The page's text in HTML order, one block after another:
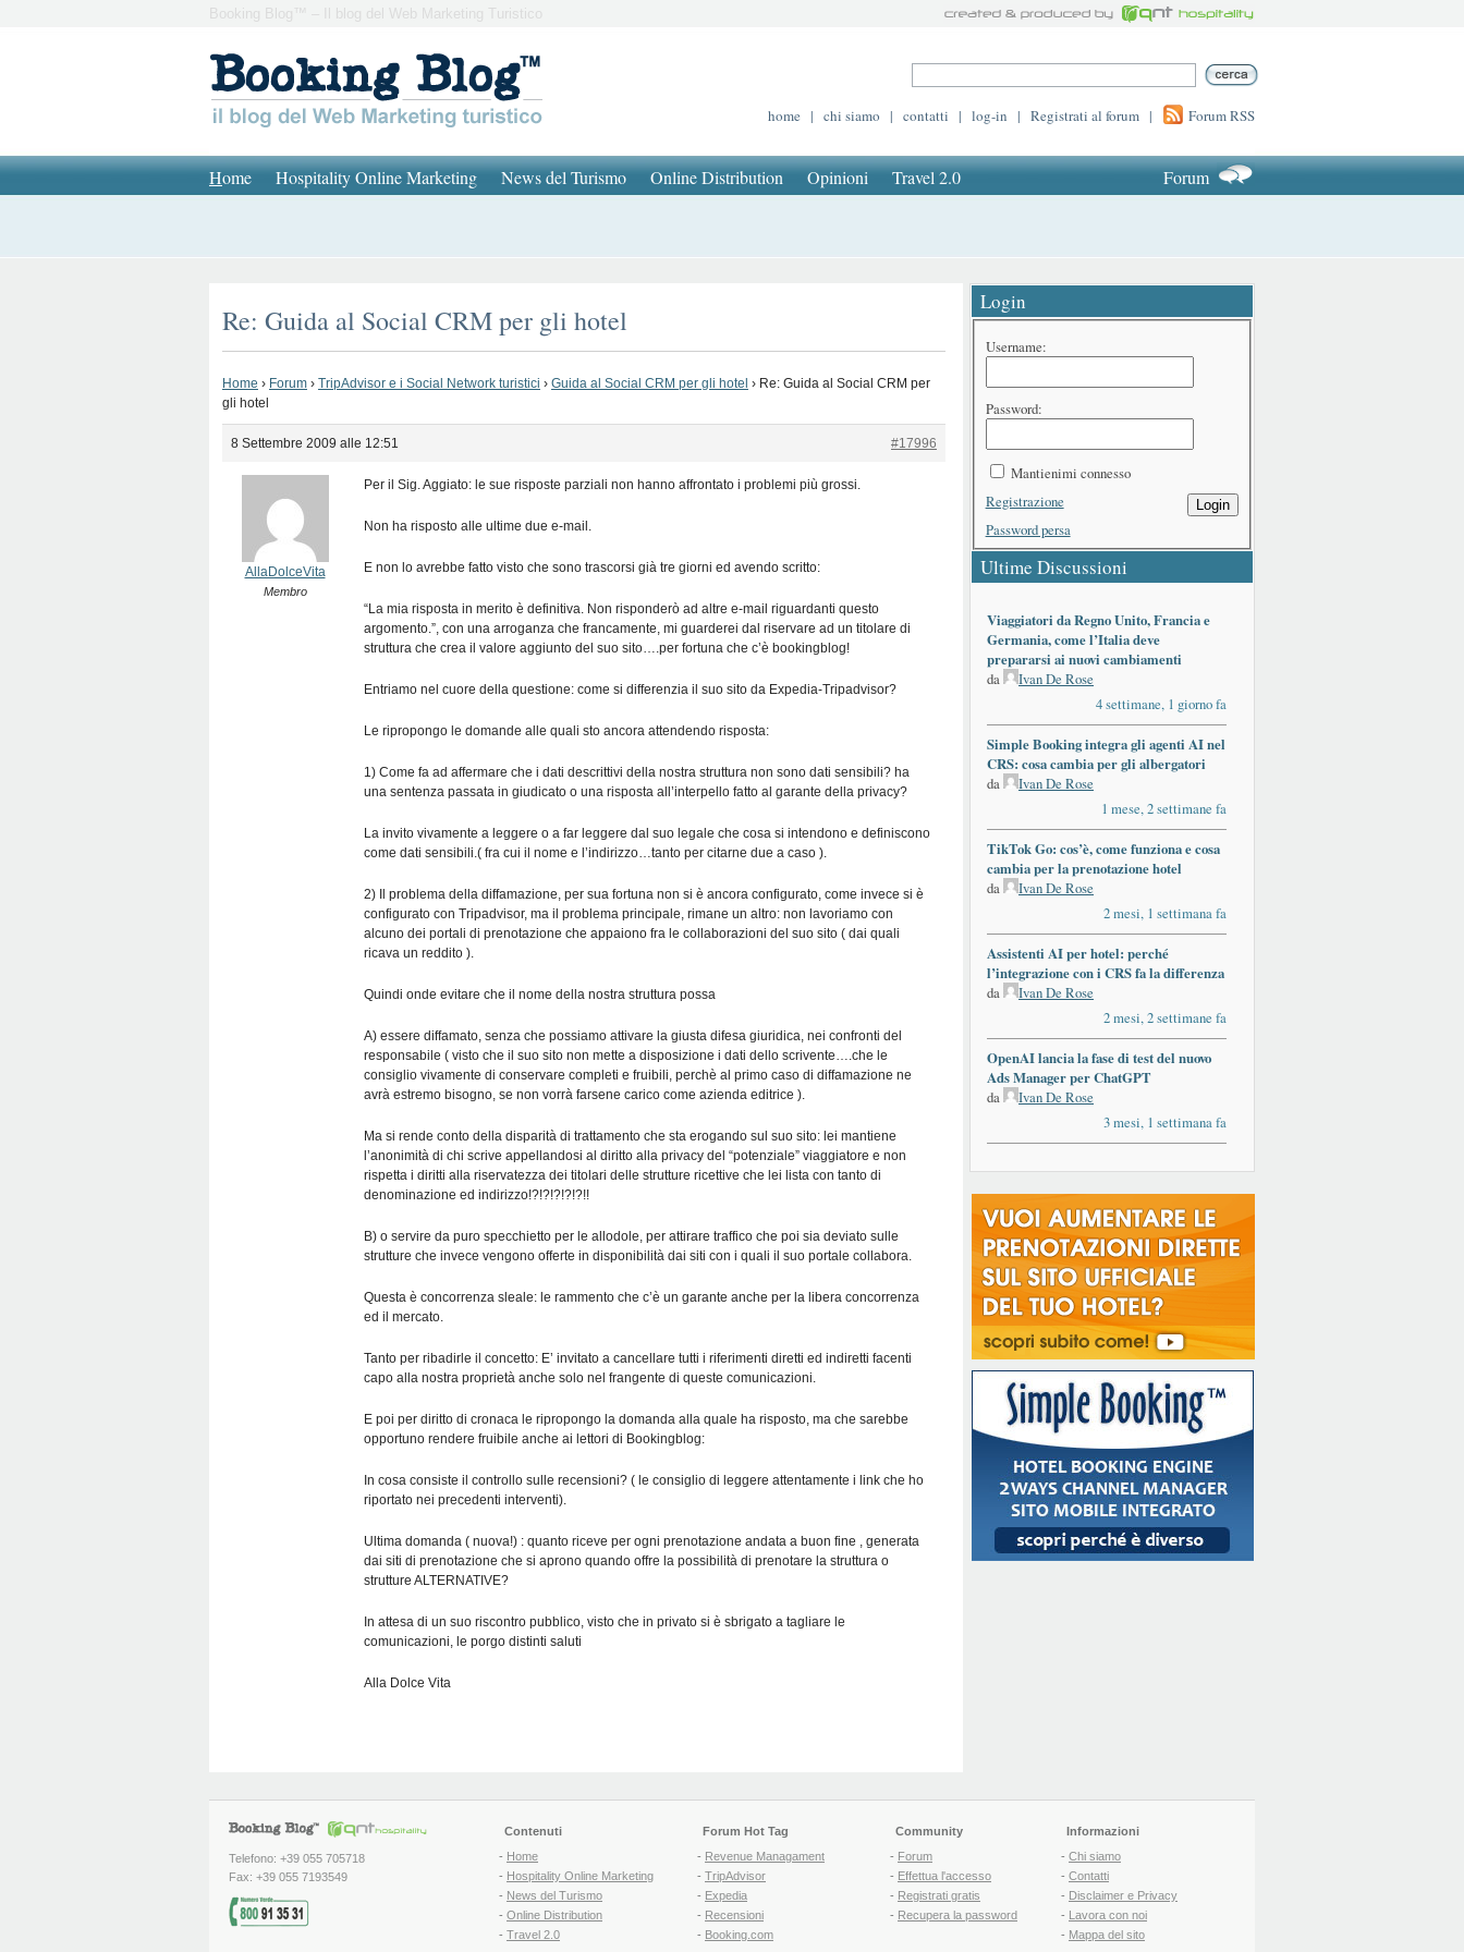
Booking Blog™ – Il blog del Web Marketing Turistico
home | chi siamo | contatti | log-in | Registrati al forum | Forum RSS
Home Hospitality Online Marketing News del Turismo Online Distribution Opinioni Travel 2.0 Forum
Re: Guida al Social CRM per gli hotel
Home › Forum › TripAdvisor e i Social Network turistici › Guida al Social CRM per gli hotel › Re: Guida al Social CRM per
gli hotel
8 Settembre 2009 alle 12:51 #17996
AllaDolceVita
Membro
Per il Sig. Aggiato: le sue risposte parziali non hanno affrontato i problemi più grossi.
Non ha risposto alle ultime due e-mail.
E non lo avrebbe fatto visto che sono trascorsi già tre giorni ed avendo scritto:
“La mia risposta in merito è definitiva. Non risponderò ad altre e-mail riguardanti questo
argomento.”, con una arroganza che francamente, mi guarderei dal riservare ad un titolare di
struttura che crea il valore aggiunto del suo sito….per fortuna che c’è bookingblog!
Entriamo nel cuore della questione: come si differenzia il suo sito da Expedia-Tripadvisor?
Le ripropongo le domande alle quali sto ancora attendendo risposta:
1) Come fa ad affermare che i dati descrittivi della nostra struttura non sono dati sensibili? ha
una sentenza passata in giudicato o una risposta all’interpello fatto al garante della privacy?
La invito vivamente a leggere o a far leggere dal suo legale che cosa si intendono e definiscono
come dati sensibili.( fra cui il nome e l’indirizzo…tanto per citarne due a caso ).
2) Il problema della diffamazione, per sua fortuna non si è ancora configurato, come invece si è
configurato con Tripadvisor, ma il problema principale, rimane un altro: non lavoriamo con
alcuno dei portali di prenotazione che appaiono fra le collaborazioni del suo sito ( dai quali
ricava un reddito ).
Quindi onde evitare che il nome della nostra struttura possa
A) essere diffamato, senza che possiamo attivare la giusta difesa giuridica, nei confronti del
responsabile ( visto che il suo sito non mette a disposizione i dati dello scrivente….che le
consiglio vivamente di conservare completi e fruibili, perchè al primo caso di diffamazione ne
avrà estremo bisogno, se non vorrà farsene carico come azienda editrice ).
Ma si rende conto della disparità di trattamento che sta erogando sul suo sito: lei mantiene
l’anonimità di chi scrive appellandosi al diritto alla privacy del “potenziale” viaggiatore e non
rispetta i diritti alla riservatezza dei titolari delle strutture ricettive che lei lista con tanto di
denominazione ed indirizzo!?!?!?!?!?!!
B) o servire da puro specchietto per le allodole, per attirare traffico che poi sia deviato sulle
strutture che invece vengono offerte in disponibilità dai siti con i quali il suo portale collabora.
Questa è concorrenza sleale: le rammento che c’è un garante anche per la libera concorrenza
ed il mercato.
Tanto per ribadirle il concetto: E’ invitato a cancellare tutti i riferimenti diretti ed indiretti facenti
capo alla nostra proprietà anche solo nel frangente di queste comunicazioni.
E poi per diritto di cronaca le ripropongo la domanda alla quale ha risposto, ma che sarebbe
opportuno rendere fruibile anche ai lettori di Bookingblog:
In cosa consiste il controllo sulle recensioni? ( le consiglio di leggere attentamente i link che ho
riportato nei precedenti interventi).
Ultima domanda ( nuova!) : quanto riceve per ogni prenotazione andata a buon fine , generata
dai siti di prenotazione che si aprono quando offre la possibilità di prenotare la struttura o
strutture ALTERNATIVE?
In attesa di un suo riscontro pubblico, visto che in privato si è sbrigato a tagliare le
comunicazioni, le porgo distinti saluti
Alla Dolce Vita
Login
Username:
Password:
Mantienimi connesso
Login
Registrazione
Password persa
Ultime Discussioni
Viaggiatori da Regno Unito, Francia e
Germania, come l’Italia deve
prepararsi ai nuovi cambiamenti
da
Ivan De Rose
4 settimane, 1 giorno fa
Simple Booking integra gli agenti AI nel
CRS: cosa cambia per gli albergatori
da
Ivan De Rose
1 mese, 2 settimane fa
TikTok Go: cos’è, come funziona e cosa
cambia per la prenotazione hotel
da
Ivan De Rose
2 mesi, 1 settimana fa
Assistenti AI per hotel: perché
l’integrazione con i CRS fa la differenza
da
Ivan De Rose
2 mesi, 2 settimane fa
OpenAI lancia la fase di test del nuovo
Ads Manager per ChatGPT
da
Ivan De Rose
3 mesi, 1 settimana fa
Telefono: +39 055 705718
Fax: +39 055 7193549
Contenuti
- Home
- Hospitality Online Marketing
- News del Turismo
- Online Distribution
- Travel 2.0
Forum Hot Tag
- Revenue Managament
- TripAdvisor
- Expedia
- Recensioni
- Booking.com
Community
- Forum
- Effettua l'accesso
- Registrati gratis
- Recupera la password
Informazioni
- Chi siamo
- Contatti
- Disclaimer e Privacy
- Lavora con noi
- Mappa del sito